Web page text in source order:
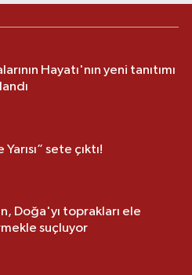
Hayatı'nın yeni tanıtımı
Yarısı” sete çıktı!
Doğa'yı toprakları ele
suçluyor